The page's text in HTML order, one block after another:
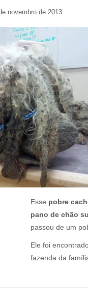
novembro de 2013
Esse pobre
pano de chão
passou de um
Ele foi
fazenda da